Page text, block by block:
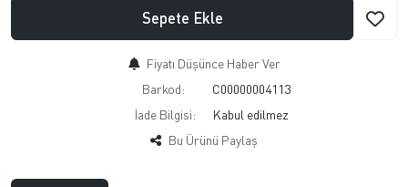
Sepete Ekle
Fiyatı Düşünce Haber Ver
Barkod:
C00000004113
İade Bilgisi:
Bu Ürünü Paylaş